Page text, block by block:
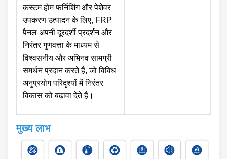
कस्टम होम फर्निशिंग और पेशेवर
उपकरण उत्पादन के लिए, FRP
पैनल अपनी दूरदर्शी प्रदर्शन और
निरंतर गुणवत्ता के माध्यम से
विश्वसनीय और अभिनव सामग्री
समर्थन प्रदान करते हैं, जो विविध
अनुप्रयोग परिदृश्यों में निरंतर
विकास को बढ़ावा देते हैं।
मुख्य लाभ